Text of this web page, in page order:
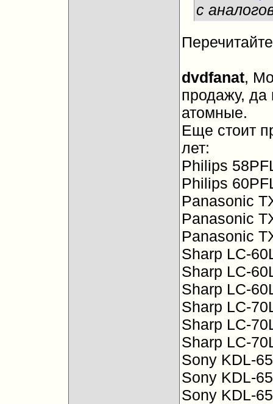
с
dvdfanat,
продажу, да
атомные.
Еще стоит
лет:
Philips
Philips
Panasonic
Panasonic
Panasonic
Sharp LC-
Sharp LC-
Sharp LC-
Sharp LC-
Sharp LC-
Sharp LC-
Sony KDL-
Sony KDL-
Sony KDL-